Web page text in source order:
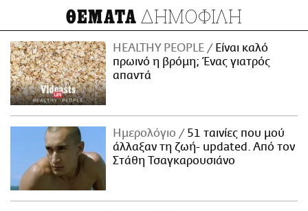
ΘΕΜΑΤΑ ΔΗΜΟΦΙΛΗ
HEALTHY PEOPLE
Είναι καλό
πρωινό η βρόμη; Ένας γιατρός
απαντά
Ημερολόγιο
51 ταινίες που μού
άλλαξαν τη ζωή- updated. Aπό τον
Στάθη Τσαγκαρουσιάνο